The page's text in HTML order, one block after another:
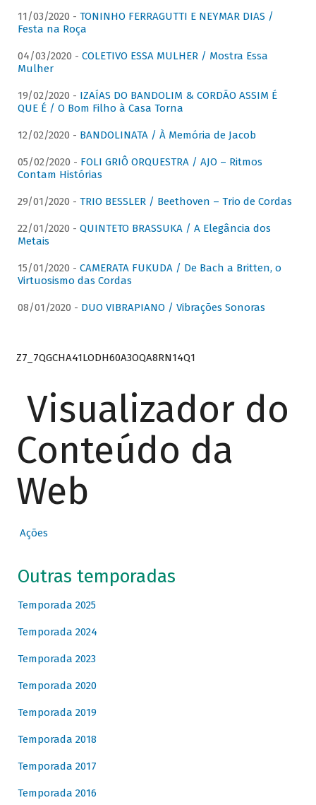
11/03/2020 - TONINHO FERRAGUTTI E NEYMAR DIAS /
Festa na Roça
04/03/2020 - COLETIVO ESSA MULHER / Mostra Essa
Mulher
19/02/2020 - IZAÍAS DO BANDOLIM & CORDÃO ASSIM É
QUE É / O Bom Filho à Casa Torna
12/02/2020 - BANDOLINATA / À Memória de Jacob
05/02/2020 - FOLI GRIÔ ORQUESTRA / AJO – Ritmos
Contam Histórias
29/01/2020 - TRIO BESSLER / Beethoven – Trio de Cordas
22/01/2020 - QUINTETO BRASSUKA / A Elegância dos
Metais
15/01/2020 - CAMERATA FUKUDA / De Bach a Britten, o
Virtuosismo das Cordas
08/01/2020 - DUO VIBRAPIANO / Vibrações Sonoras
Z7_7QGCHA41LODH60A3OQA8RN14Q1
Visualizador do
Conteúdo da
Web
Ações
Outras temporadas
Temporada 2025
Temporada 2024
Temporada 2023
Temporada 2020
Temporada 2019
Temporada 2018
Temporada 2017
Temporada 2016